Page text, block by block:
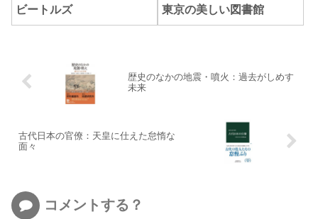
ビートルズ 東京の美しい図書館
歴史のなかの地震・噴火：過去がしめす
未来
古代日本の官僚：天皇に仕えた怠惰な
面々
コメントする？